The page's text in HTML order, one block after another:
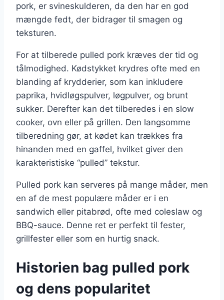
pork, er svineskulderen, da den har en god
mængde fedt, der bidrager til smagen og
teksturen.
For at tilberede pulled pork kræves der tid og
tålmodighed. Kødstykket krydres ofte med en
blanding af krydderier, som kan inkludere
paprika, hvidløgspulver, løgpulver, og brunt
sukker. Derefter kan det tilberedes i en slow
cooker, ovn eller på grillen. Den langsomme
tilberedning gør, at kødet kan trækkes fra
hinanden med en gaffel, hvilket giver den
karakteristiske “pulled” tekstur.
Pulled pork kan serveres på mange måder, men
en af de mest populære måder er i en
sandwich eller pitabrød, ofte med coleslaw og
BBQ-sauce. Denne ret er perfekt til fester,
grillfester eller som en hurtig snack.
Historien bag pulled pork
og dens popularitet